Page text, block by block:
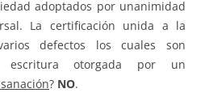
adoptados por unanimidad
La certificación unida a la
defectos los cuales son
escritura otorgada por un
? NO.